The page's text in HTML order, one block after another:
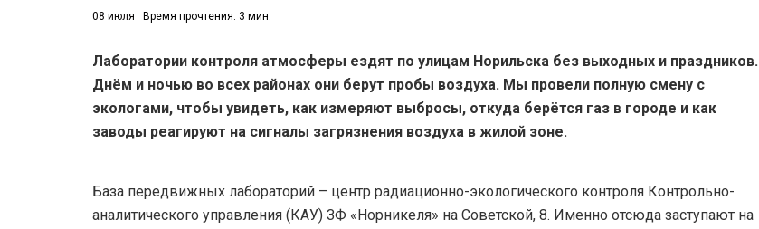
08 июля Время прочтения: 3 мин.
Лаборатории контроля атмосферы ездят по улицам Норильска без выходных и праздников.
Днём и ночью во всех районах они берут пробы воздуха. Мы провели полную смену с
экологами, чтобы увидеть, как измеряют выбросы, откуда берётся газ в городе и как
заводы реагируют на сигналы загрязнения воздуха в жилой зоне.
База передвижных лабораторий – центр радиационно-экологического контроля Контрольно-
аналитического управления (КАУ) ЗФ «Норникеля» на Советской, 8. Именно отсюда заступают на